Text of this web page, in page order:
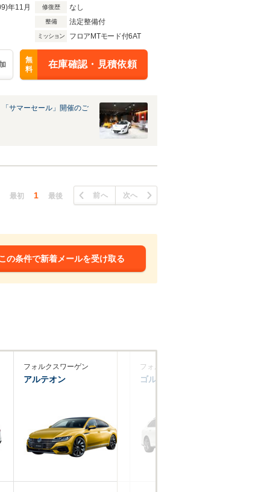
年11月 修復歴 なし
整備 法定整備付
ミッション フロアMTモード付6AT
無
料
在庫確認・見積依頼
「サマーセール」開催のご
最初 1 最後 前へ 次へ
の条件で新着メールを受け取る
フォルクスワーゲン
アルテオン
フォルクスワーゲン
ゴルフヴァリアント